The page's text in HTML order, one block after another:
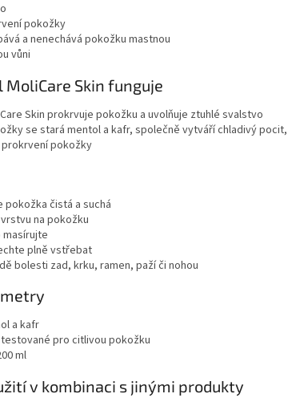
pokožky
a nenechává pokožku mastnou
vůni
MoliCare Skin funguje
Skin prokrvuje pokožku a uvolňuje ztuhlé svalstvo
se stará mentol a kafr, společně vytváří chladivý
pokožky
čistá a suchá
na pokožku
plně vstřebat
bolesti zad, krku, ramen, paží či nohou
a kafr
pro citlivou pokožku
ml
v kombinaci s jinými produkty